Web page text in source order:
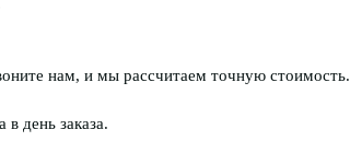
нам, и мы рассчитаем точную стоимость.
день заказа.